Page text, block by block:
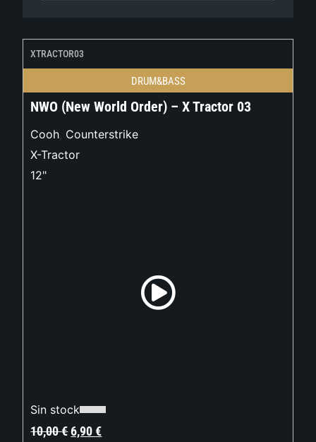
XTRACTOR03
DRUM&BASS
NWO (New World Order) – X Tractor 03
Cooh, Counterstrike
X-Tractor
12"
Sin stock
10,00€6,90€